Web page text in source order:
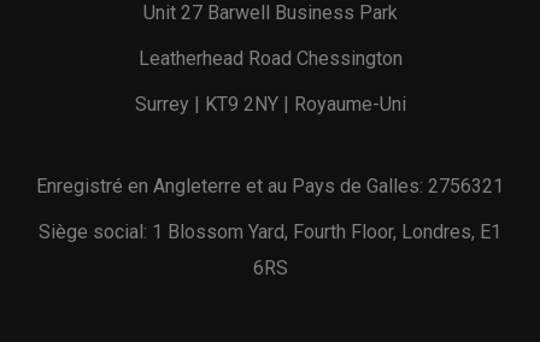
Unit 27 Barwell Business Park
Leatherhead Road Chessington
Surrey | KT9 2NY | Royaume-Uni
Enregistré en Angleterre et au Pays de Galles: 2756321
Siège social: 1 Blossom Yard, Fourth Floor, Londres, E1
6RS